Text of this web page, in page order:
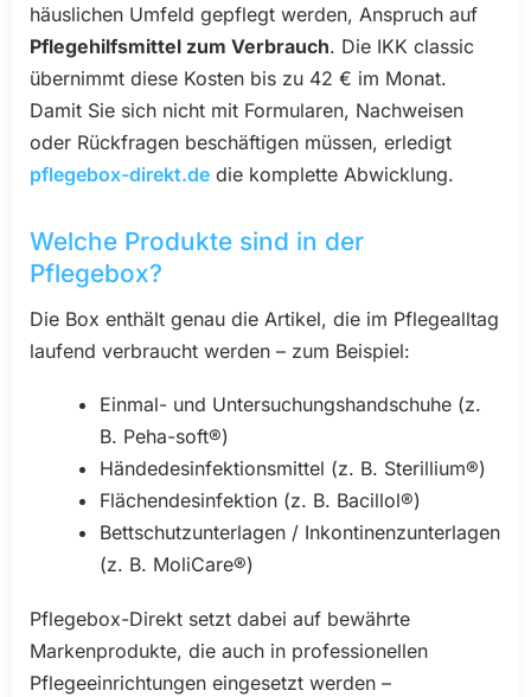
häuslichen Umfeld gepflegt werden, Anspruch auf
Pflegehilfsmittel zum Verbrauch. Die IKK classic
übernimmt diese Kosten bis zu 42 € im Monat.
Damit Sie sich nicht mit Formularen, Nachweisen
oder Rückfragen beschäftigen müssen, erledigt
pflegebox-direkt.de die komplette Abwicklung.
Welche Produkte sind in der
Pflegebox?
Die Box enthält genau die Artikel, die im Pflegealltag
laufend verbraucht werden – zum Beispiel:
Einmal- und Untersuchungshandschuhe (z.
B. Peha-soft®)
Händedesinfektionsmittel (z. B. Sterillium®)
Flächendesinfektion (z. B. Bacillol®)
Bettschutzunterlagen / Inkontinenzunterlagen
(z. B. MoliCare®)
Pflegebox-Direkt setzt dabei auf bewährte
Markenprodukte, die auch in professionellen
Pflegeeinrichtungen eingesetzt werden –